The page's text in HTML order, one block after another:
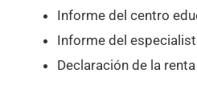
Informe del centro
Informe del
Declaración de la